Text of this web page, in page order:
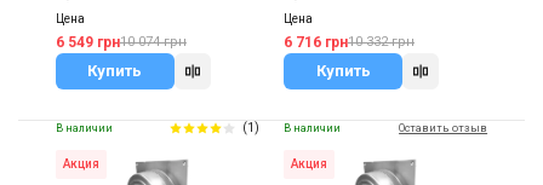
Цена
6 549 грн10 074 грн
Купить
Цена
6 716 грн10 332 грн
Купить
В наличии (1)
Акция
В наличии Оставить отзыв
Акция